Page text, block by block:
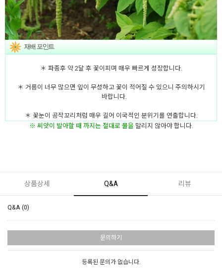
＊ 파종후 약 2달 후 꽃이피며 매우 빠르게 성장합니다.
＊ 거름이 너무 많으면 잎이 무성하고 꽃이 적어질 수 있으니 주의하시기
바랍니다.
＊ 꽃눈이 공작꼬리처럼 매우 길어 이국적인 분위기를 연출합니다.
※ 씨앗이 발아할 때 까지는 절대로 물을 말리지 않아야 합니다.
상품상세 Q&A 리뷰
Q&A (0)
문의하기
등록된 문의가 없습니다.